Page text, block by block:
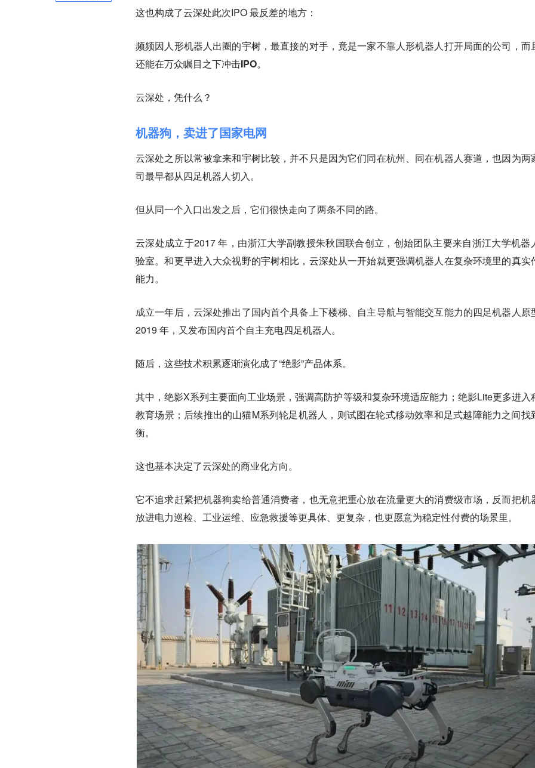
这也构成了云深处此次IPO 最反差的地方：
频频因人形机器人出圈的宇树，最直接的对手，竟是一家不靠人形机器人打开局面的公司，而
还能在万众瞩目之下冲击IPO。
云深处，凭什么？
机器狗，卖进了国家电网
云深处之所以常被拿来和宇树比较，并不只是因为它们同在杭州、同在机器人赛道，也因为两
司最早都从四足机器人切入。
但从同一个入口出发之后，它们很快走向了两条不同的路。
云深处成立于2017 年，由浙江大学副教授朱秋国联合创立，创始团队主要来自浙江大学机器
验室。和更早进入大众视野的宇树相比，云深处从一开始就更强调机器人在复杂环境里的真实
能力。
成立一年后，云深处推出了国内首个具备上下楼梯、自主导航与智能交互能力的四足机器人原
2019 年，又发布国内首个自主充电四足机器人。
随后，这些技术积累逐渐演化成了“绝影”产品体系。
其中，绝影X系列主要面向工业场景，强调高防护等级和复杂环境适应能力；绝影Lite更多进入
教育场景；后续推出的山猫M系列轮足机器人，则试图在轮式移动效率和足式越障能力之间找
衡。
这也基本决定了云深处的商业化方向。
它不追求赶紧把机器狗卖给普通消费者，也无意把重心放在流量更大的消费级市场，反而把机
放进电力巡检、工业运维、应急救援等更具体、更复杂，也更愿意为稳定性付费的场景里。